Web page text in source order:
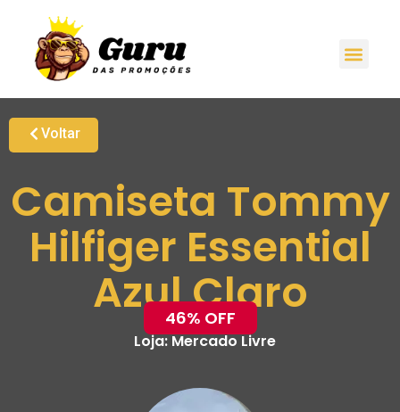
Voltar
Camiseta Tommy
Hilfiger Essential
Azul Claro
46% OFF
Loja:Mercado Livre